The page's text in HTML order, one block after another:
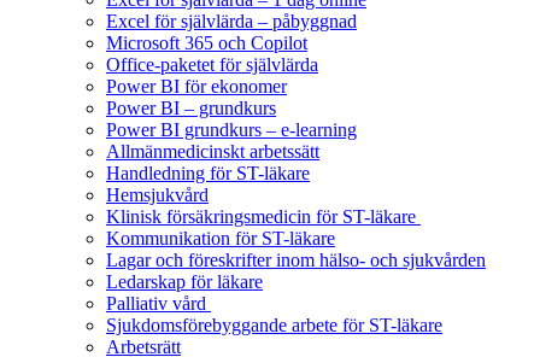
Excel för självlärda – påbyggnad
Microsoft 365 och Copilot
Office-paketet för självlärda
Power BI för ekonomer
Power BI – grundkurs
Power BI grundkurs – e-learning
Allmänmedicinskt arbetssätt
Handledning för ST-läkare
Hemsjukvård
Klinisk försäkringsmedicin för ST-läkare
Kommunikation för ST-läkare
Lagar och föreskrifter inom hälso- och sjukvården
Ledarskap för läkare
Palliativ vård
Sjukdomsförebyggande arbete för ST-läkare
Arbetsrätt